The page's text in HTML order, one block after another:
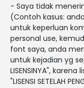
- Saya tidak
(Contoh kasus:
untuk keperluan
personal use,
font saya, anda
untuk kejadian yg
LISENSINYA",
"LISENSI SETELAH